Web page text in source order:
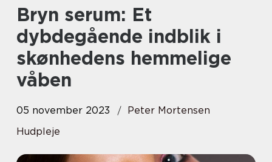
Bryn serum: Et
dybdegående indblik i
skønhedens hemmelige
våben
05 november 2023
Peter Mortensen
Hudpleje